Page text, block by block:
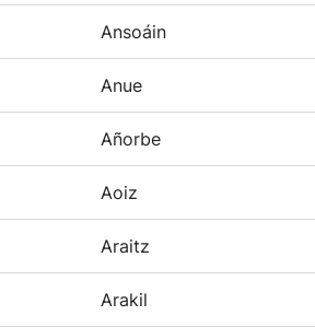
Ansoáin
Anue
Añorbe
Aoiz
Araitz
Arakil